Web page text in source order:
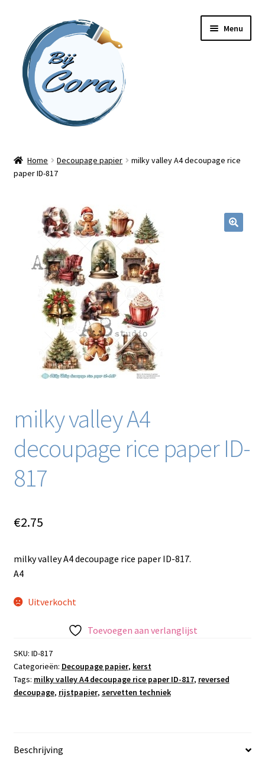
naar
navigatie
inhoud
Menu
Workshops
Online cursussen
Blog / DIY / Tutorials
Over mij
Home Decoupage papier
milky valley A4 decoupage rice
paper ID-817
milky valley A4
decoupage rice paper ID-
817
€2.75
milky valley A4 decoupage rice paper ID-817.
A4
Uitverkocht
Toevoegen aan verlanglijst
SKU: ID-817
Categorieën: Decoupage papier, kerst
Tags: milky valley A4 decoupage rice paper ID-817, reversed
decoupage, rijstpapier, servetten techniek
Beschrijving